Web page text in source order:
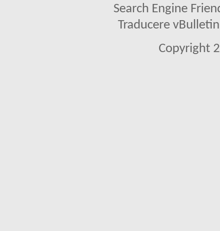
Search Engine
Traducere
Copyright